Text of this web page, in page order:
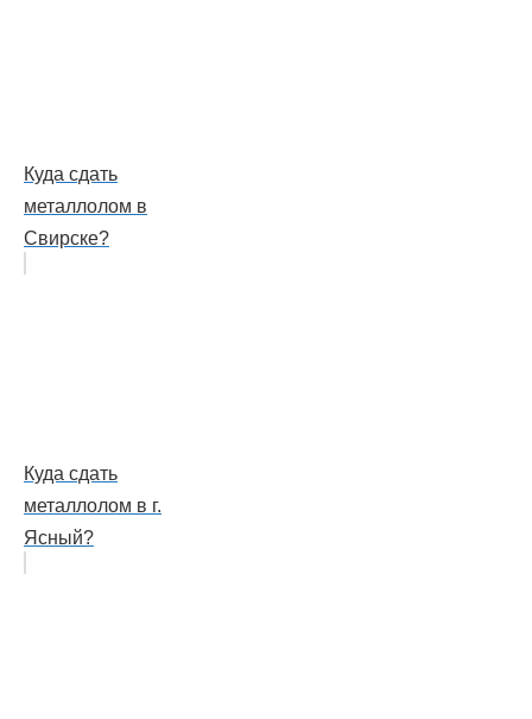
Куда сдать
металлолом в
Свирске?
Куда сдать
металлолом в г.
Ясный?